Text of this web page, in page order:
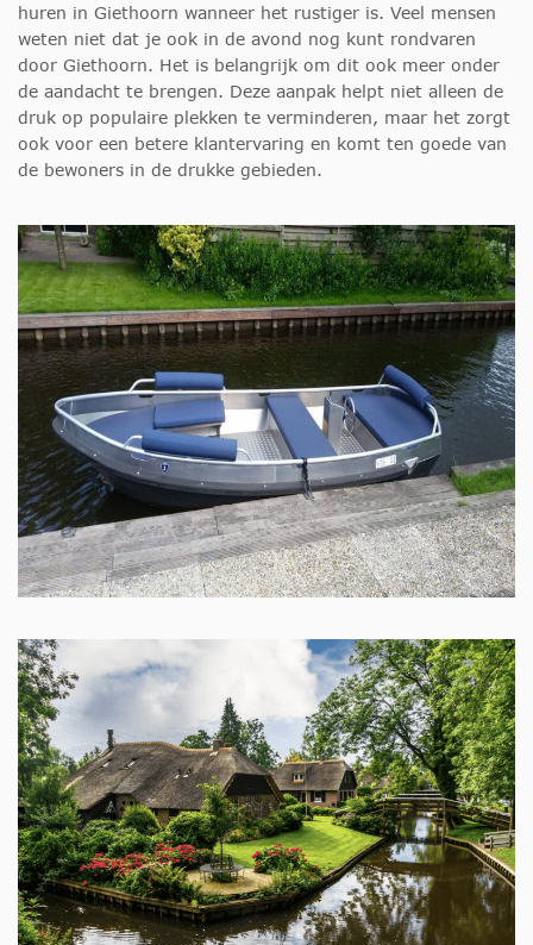
huren in Giethoorn wanneer het rustiger is. Veel mensen
weten niet dat je ook in de avond nog kunt rondvaren
door Giethoorn. Het is belangrijk om dit ook meer onder
de aandacht te brengen. Deze aanpak helpt niet alleen de
druk op populaire plekken te verminderen, maar het zorgt
ook voor een betere klantervaring en komt ten goede van
de bewoners in de drukke gebieden.